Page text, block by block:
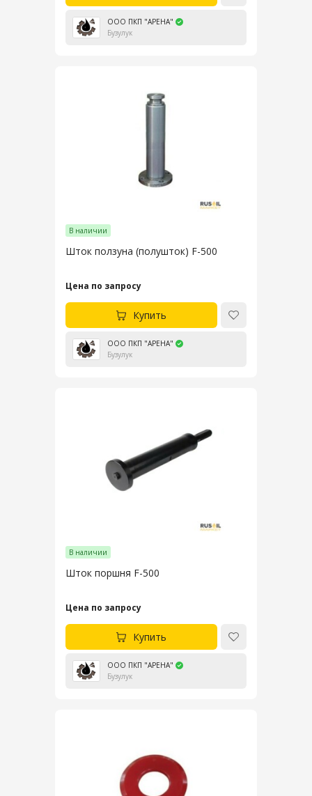
ООО ПКП "АРЕНА"
Бузулук
В наличии
Шток ползуна (полушток) F-500
Цена по запросу
Купить
ООО ПКП "АРЕНА"
Бузулук
В наличии
Шток поршня F-500
Цена по запросу
Купить
ООО ПКП "АРЕНА"
Бузулук